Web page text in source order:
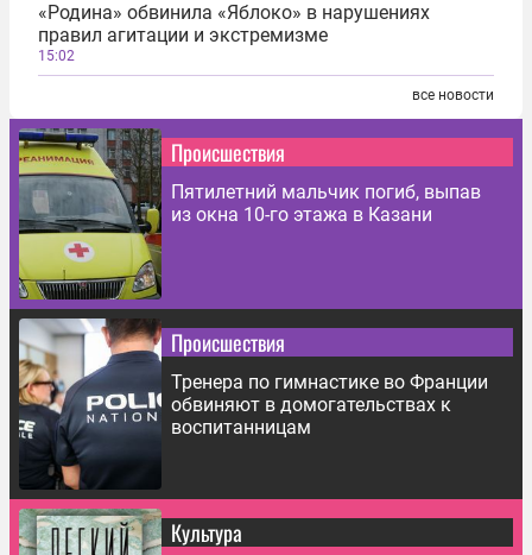
«Родина» обвинила «Яблоко» в нарушениях
правил агитации и экстремизме
15:02
все новости
Происшествия
Пятилетний мальчик погиб, выпав
из окна 10-го этажа в Казани
Происшествия
Тренера по гимнастике во Франции
обвиняют в домогательствах к
воспитанницам
Культура